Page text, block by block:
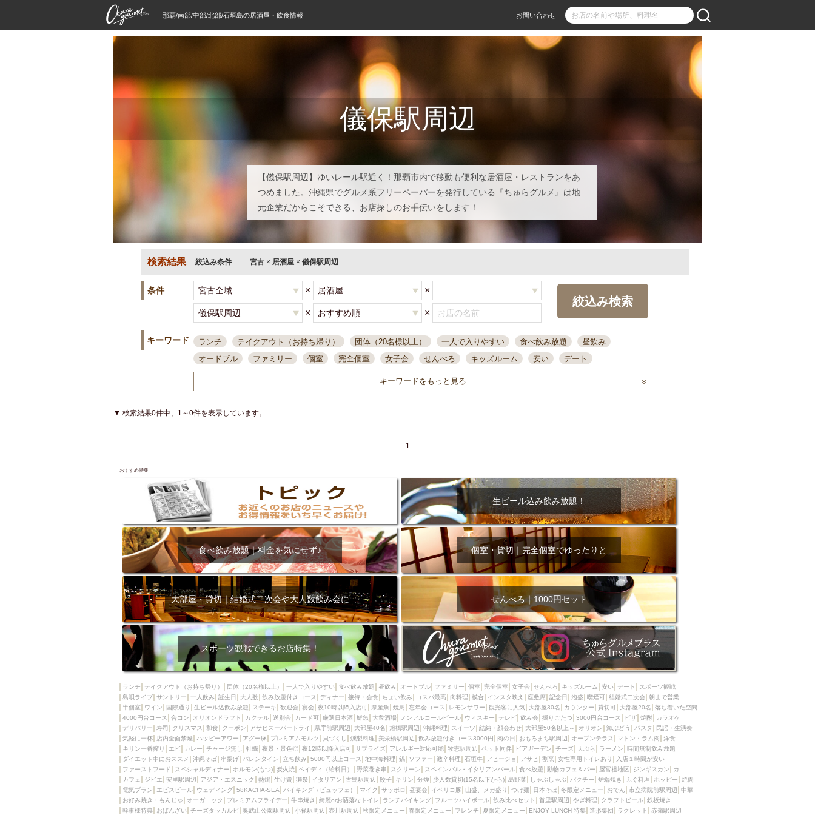
那覇/南部/中部/北部/石垣島の居酒屋・飲食情報 お問い合わせ
儀保駅周辺
【儀保駅周辺】ゆいレール駅近く！那覇市内で移動も便利な居酒屋・レストランをあ
つめました。沖縄県でグルメ系フリーペーパーを発行している『ちゅらグルメ』は地
元企業だからこそできる、お店探しのお手伝いをします！
検索結果 絞込み条件 宮古 × 居酒屋 × 儀保駅周辺
条件 × ×
× ×
絞込み検索
キーワード ランチ テイクアウト（お持ち帰り） 団体（20名様以上） 一人で入りやすい 食べ飲み放題
昼飲み
オードブル
ファミリー 個室 完全個室 女子会 せんべろ キッズルーム 安い
デート
一人飲み 誕生日 大人数
接待・会食
ちょい飲み コスパ最高 肉料理 模合 インスタ映え 座敷席 記念日 泡盛
喫煙可
結婚式二次会
夜10時以降入店可
県産魚 焼鳥 忘年会コース レモンサワー 観光客に人気 大部屋30名
カウンター
4000円台コース
デリバリー 寿司 クリスマス 和食
クーポン
アサヒスーパードライ
県庁前駅周辺 旭橋駅周辺 沖縄料理 スイーツ
結納・顔会わせ
大部屋50名以上～
オリオン 海ぶどう 民謡・生演奏 気軽に一杯
店内全面禁煙
ハッピーアワー
アグー豚 プレミアムモルツ 貝づくし 燻製料理
美栄橋駅周辺
飲み放題付きコース3000円
肉の日 おもろまち駅周辺 オープンテラス マトン・ラム肉
洋食
キリン一番搾り
エビ カレー チャージ無し 牡蠣 夜景・景色◎ 夜12時以降入店可
サプライズ
アレルギー対応可能
牧志駅周辺 ペット同伴 ビアガーデン 天ぷら
時間無制飲み放題
ダイエット中におススメ
沖縄そば 串揚げ バレンタイン 立ち飲み 5000円以上コース 地中海料理
鍋
ソファー
激辛料理 石垣牛 アヒージョ アサヒ 割烹 女性専用トイレあり
入店１時間が安い
ファーストフード
スペシャルディナー ホルモン(もつ) 炭火焼 ペイディ（給料日）
野菜巻き串
スクリーン
スペインバル・イタリアンバール 食べ放題 動物カフェ＆バー 屋富祖地区
ジンギスカン
カニ
カフェ ジビエ 安里駅周辺 アジア・エスニック 熱燗 生け簀 獺祭 イタリアン
古島駅周辺
分煙 少人数貸切(15名以下から) しゃぶしゃぶ パクチー 炉端焼き
ふぐ料理
ホッピー
焼肉 電気ブラン エビスビール ウェディング 58KACHA-SEA
バイキング（ビュッフェ）
マイク
サッポロ 昼宴会 イベリコ豚 山盛、メガ盛り つけ麺 日本そば 冬限定メニュー
おでん
市立病院前駅周辺
中華 お好み焼き・もんじゃ オーガニック プレミアムフライデー
牛串焼き
綺麗orお洒落なトイレ
ランチバイキング フルーツハイボール 飲み比べセット 首里駅周辺
やぎ料理
クラフトビール
鉄板焼き 幹事様特典 おばんざい チーズタッカルビ 奥武山公園駅周辺
小禄駅周辺
壺川駅周辺
秋限定メニュー 春限定メニュー フレンチ 夏限定メニュー ENJOY LUNCH 特集
造形集団
ラクレット
赤嶺駅周辺 シードル 那覇空港駅周辺 儀保駅周辺
キーワードをもっと見る
▼ 検索結果0件中、1～0件を表示しています。
1
おすすめ特集
生ビール込み飲み放題！
食べ飲み放題｜料金を気にせず♪ 個室・貸切｜完全個室でゆったりと
大部屋・貸切｜結婚式二次会や大人数飲み会に せんべろ｜1000円セット
スポーツ観戦できるお店特集！
ランチ テイクアウト（お持ち帰り） 団体（20名様以上） 一人で入りやすい 食べ飲み放題 昼飲み オードブル ファミリー 個室 完全個室 女子会 せんべろ キッズルーム 安い デート
スポーツ観戦
島唄ライブ サントリー 一人飲み 誕生日 大人数 飲み放題付きコース ディナー 接待・会食 ちょい飲み コスパ最高 肉料理 模合 インスタ映え 座敷席 記念日 泡盛 喫煙可 結婚式二次会 朝まで営業
半個室
ワイン 国際通り 生ビール込飲み放題 ステーキ 歓迎会 宴会 夜10時以降入店可 県産魚 焼鳥 忘年会コース レモンサワー 観光客に人気 大部屋30名 カウンター 貸切可 大部屋20名
落ち着いた空間
4000円台コース
合コン オリオンドラフト カクテル 送別会 カード可 厳選日本酒 鮮魚 大衆酒場 ノンアルコールビール ウィスキー テレビ 飲み会 掘りごたつ 3000円台コース ピザ 焼酎
カラオケ
デリバリー
寿司 クリスマス 和食 クーポン アサヒスーパードライ 県庁前駅周辺 大部屋40名 旭橋駅周辺 沖縄料理 スイーツ 結納・顔会わせ 大部屋50名以上～ オリオン 海ぶどう パスタ
民謡・生演奏
気軽に一杯
店内全面禁煙 ハッピーアワー アグー豚 プレミアムモルツ 貝づくし 燻製料理 美栄橋駅周辺 飲み放題付きコース3000円 肉の日 おもろまち駅周辺 オープンテラス マトン・ラム肉
洋食
キリン一番搾り
エビ カレー チャージ無し 牡蠣 夜景・景色◎ 夜12時以降入店可 サプライズ アレルギー対応可能 牧志駅周辺 ペット同伴 ビアガーデン チーズ 天ぷら ラーメン
時間無制飲み放題
ダイエット中におススメ
沖縄そば 串揚げ バレンタイン 立ち飲み 5000円以上コース 地中海料理 鍋 ソファー 激辛料理 石垣牛 アヒージョ アサヒ 割烹 女性専用トイレあり
入店１時間が安い
ファーストフード
スペシャルディナー ホルモン(もつ) 炭火焼 ペイディ（給料日） 野菜巻き串 スクリーン スペインバル・イタリアンバール 食べ放題 動物カフェ＆バー 屋富祖地区 ジンギスカン
カニ
カフェ
ジビエ 安里駅周辺 アジア・エスニック 熱燗 生け簀 獺祭 イタリアン 古島駅周辺 餃子 キリン 分煙 少人数貸切(15名以下から) 島野菜 しゃぶしゃぶ パクチー 炉端焼き ふぐ料理 ホッピー
焼肉
電気ブラン
エビスビール ウェディング 58KACHA-SEA バイキング（ビュッフェ） マイク サッポロ 昼宴会 イベリコ豚 山盛、メガ盛り つけ麺 日本そば 冬限定メニュー おでん 市立病院前駅周辺
中華
お好み焼き・もんじゃ
オーガニック プレミアムフライデー 牛串焼き 綺麗orお洒落なトイレ ランチバイキング フルーツハイボール 飲み比べセット 首里駅周辺 やぎ料理 クラフトビール 鉄板焼き
幹事様特典
おばんざい チーズタッカルビ 奥武山公園駅周辺 小禄駅周辺 壺川駅周辺 秋限定メニュー 春限定メニュー フレンチ 夏限定メニュー ENJOY LUNCH 特集 造形集団 ラクレット 赤嶺駅周辺